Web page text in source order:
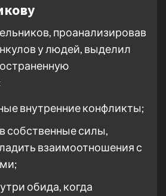
проанализировав
у людей, выделил
внутренние конфликты;
собственные силы,
взаимоотношения с
обида, когда